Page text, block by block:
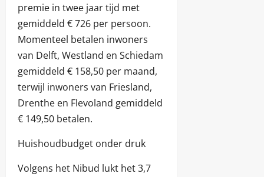
premie in twee jaar tijd met
gemiddeld € 726 per persoon.
Momenteel betalen inwoners
van Delft, Westland en Schiedam
gemiddeld € 158,50 per maand,
terwijl inwoners van Friesland,
Drenthe en Flevoland gemiddeld
€ 149,50 betalen.
Huishoudbudget onder druk
Volgens het Nibud lukt het 3,7